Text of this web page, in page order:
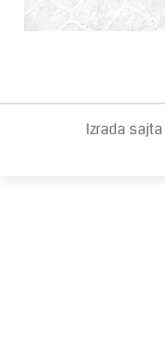
Izrada sajta